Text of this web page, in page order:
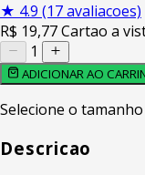
★ 4.9 (17 avaliacoes)
R$ 19,77Cartao a
1
ADICIONAR AO
Selecione o
Descricao